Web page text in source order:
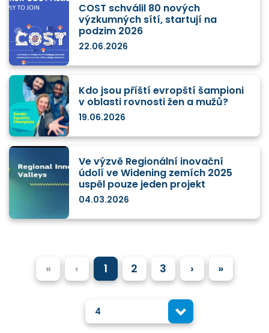
COST schválil 80 nových
výzkumných sítí, startují na
podzim 2026
22.06.2026
Kdo jsou příští evropští šampioni
v oblasti rovnosti žen a mužů?
19.06.2026
Ve výzvě Regionální inovační
údolí ve Widening zemích 2025
uspěl pouze jeden projekt
04.03.2026
« ‹ 1 2 3 › »
4